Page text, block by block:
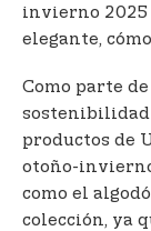
invierno 2025
elegante,
Como parte
sostenibilidad
productos de
otoño-
como el
colección, ya